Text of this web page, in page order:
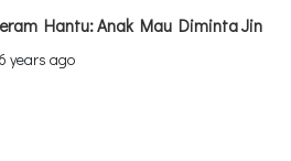
Hantu: Anak Mau Diminta Jin
6 years ago